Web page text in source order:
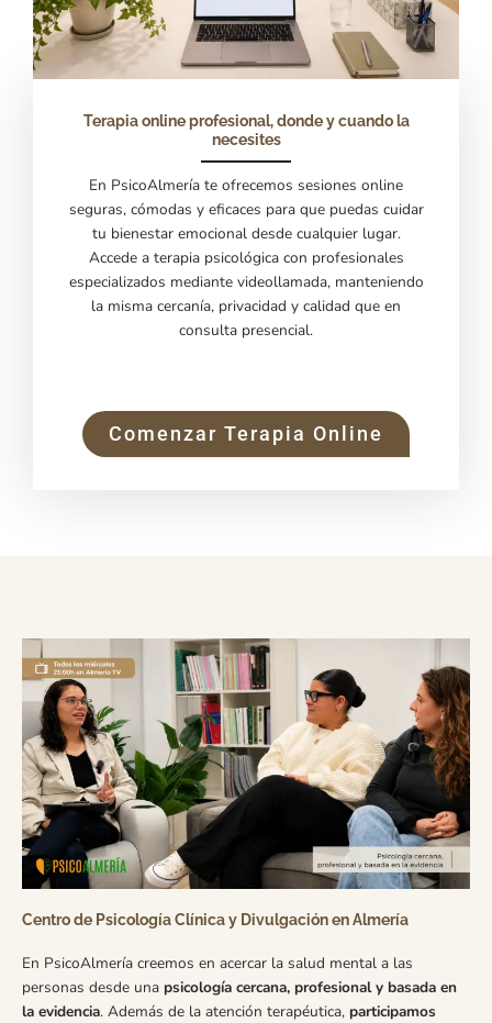
Terapia online profesional, donde y cuando la
necesites
En PsicoAlmería te ofrecemos sesiones online
seguras, cómodas y eficaces para que puedas cuidar
tu bienestar emocional desde cualquier lugar.
Accede a terapia psicológica con profesionales
especializados mediante videollamada, manteniendo
la misma cercanía, privacidad y calidad que en
consulta presencial.
Comenzar Terapia Online
Centro de Psicología Clínica y Divulgación en Almería
En PsicoAlmería creemos en acercar la salud mental a las
personas desde una psicología cercana, profesional y basada en
la evidencia. Además de la atención terapéutica, participamos